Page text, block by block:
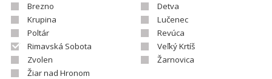
Brezno
Detva
Krupina
Lučenec
Poltár
Revúca
Rimavská Sobota
Veľký Krtíš
Zvolen
Žarnovica
Žiar nad Hronom